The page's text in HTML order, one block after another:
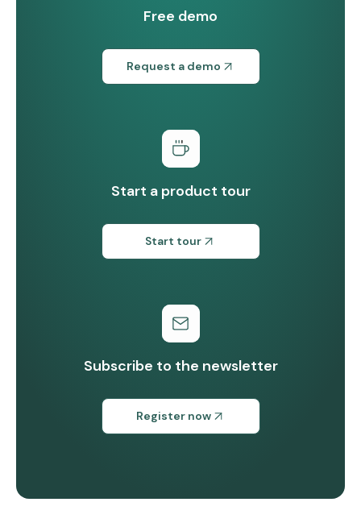
Free demo
Request a demo
Start a product tour
Start tour
Subscribe to the newsletter
Register now